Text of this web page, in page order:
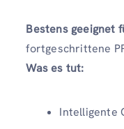
Bestens geeignet
fortgeschrittene
Was es tut:
Intelligente